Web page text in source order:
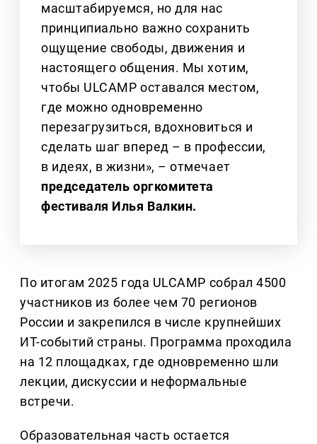
масштабируемся, но для нас
принципиально важно сохранить
ощущение свободы, движения и
настоящего общения. Мы хотим,
чтобы ULCAMP оставался местом,
где можно одновременно
перезагрузиться, вдохновиться и
сделать шаг вперед – в профессии,
в идеях, в жизни», – отмечает
председатель оргкомитета
фестиваля Илья Валкин.
По итогам 2025 года ULCAMP собрал 4500
участников из более чем 70 регионов
России и закрепился в числе крупнейших
ИТ-событий страны. Программа проходила
на 12 площадках, где одновременно шли
лекции, дискуссии и неформальные
встречи.
Образовательная часть остается